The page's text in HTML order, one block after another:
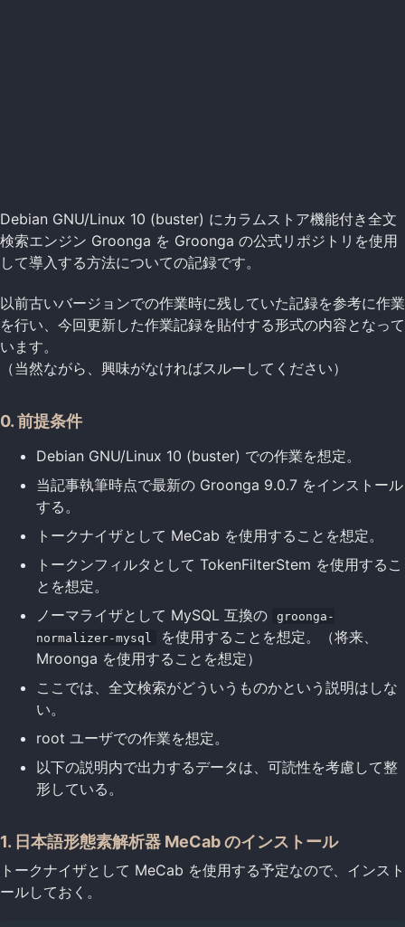
Debian GNU/Linux 10 (buster) にカラムストア機能付き全文
検索エンジン Groonga を Groonga の公式リポジトリを使用
して導入する方法についての記録です。
以前古いバージョンでの作業時に残していた記録を参考に作業
を行い、今回更新した作業記録を貼付する形式の内容となって
います。
（当然ながら、興味がなければスルーしてください）
0. 前提条件
Debian GNU/Linux 10 (buster) での作業を想定。
当記事執筆時点で最新の Groonga 9.0.7 をインストール
する。
トークナイザとして MeCab を使用することを想定。
トークンフィルタとして TokenFilterStem を使用するこ
とを想定。
ノーマライザとして MySQL 互換の
groonga-
normalizer-mysql
を使用することを想定。（将来、
Mroonga を使用することを想定）
ここでは、全文検索がどういうものかという説明はしな
い。
root ユーザでの作業を想定。
以下の説明内で出力するデータは、可読性を考慮して整
形している。
1. 日本語形態素解析器 MeCab のインストール
トークナイザとして MeCab を使用する予定なので、インスト
ールしておく。